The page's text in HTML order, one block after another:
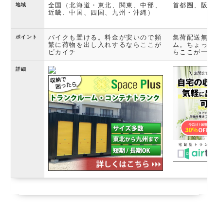
地域
全国（北海道・東北、関東、中部、
近畿、中国、四国、九州・沖縄）
首都圏、阪神
ポイント
バイクも置ける。料金が安いので頻
繁に荷物を出し入れするならここが
ピカイチ
集荷配送無料
ム。ちょっ
らここが一番
詳細